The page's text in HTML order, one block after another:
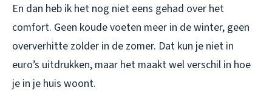
En dan heb ik het nog niet eens gehad over het
comfort. Geen koude voeten meer in de winter, geen
oververhitte zolder in de zomer. Dat kun je niet in
euro’s uitdrukken, maar het maakt wel verschil in hoe
je in je huis woont.